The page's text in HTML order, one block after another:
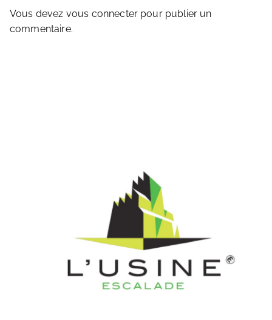
Vous devez vous connecter pour publier un
commentaire.